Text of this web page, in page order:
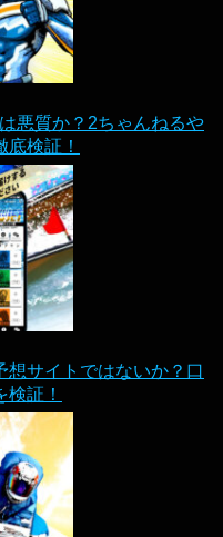
悪質か？2ちゃんねるや
検証！
想サイトではないか？口
証！